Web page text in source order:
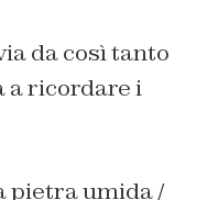
da così tanto
a ricordare i
pietra umida /